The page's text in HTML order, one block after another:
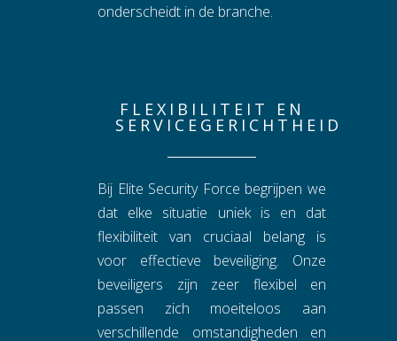
onderscheidt in de branche.
FLEXIBILITEIT EN
SERVICEGERICHTHEID
Bij Elite Security Force begrijpen we
dat elke situatie uniek is en dat
flexibiliteit van cruciaal belang is
voor effectieve beveiliging. Onze
beveiligers zijn zeer flexibel en
passen zich moeiteloos aan
verschillende omstandigheden en